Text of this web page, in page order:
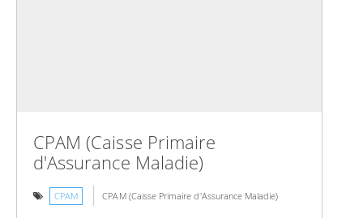
CPAM (Caisse Primaire
d'Assurance Maladie)
CPAM CPAM (Caisse Primaire d'Assurance Maladie)